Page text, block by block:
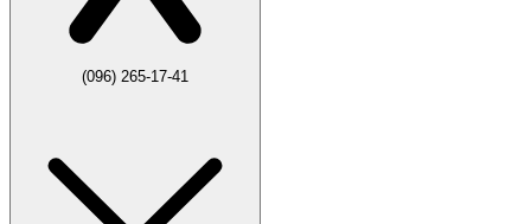
(096) 265-17-41